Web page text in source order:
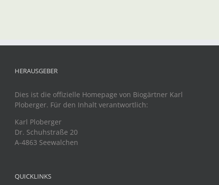
HERAUSGEBER
Dies ist die offizielle Homepage von Biogärtner Karl
Ploberger. Für den Inhalt verantwortlich:
Karl Ploberger
Dr. Schuhstraße 20
A-4863 Seewalchen
QUICKLINKS